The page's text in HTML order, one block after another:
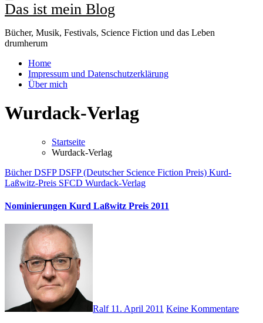
Das ist mein Blog
Bücher, Musik, Festivals, Science Fiction und das Leben
drumherum
Home
Impressum und Datenschutzerklärung
Über mich
Wurdack-Verlag
Startseite
Wurdack-Verlag
BücherDSFPDSFP (Deutscher Science Fiction Preis) Kurd-
Laßwitz-Preis SFCD Wurdack-Verlag
Nominierungen Kurd Laßwitz Preis 2011
Ralf 11. April 2011 Keine Kommentare